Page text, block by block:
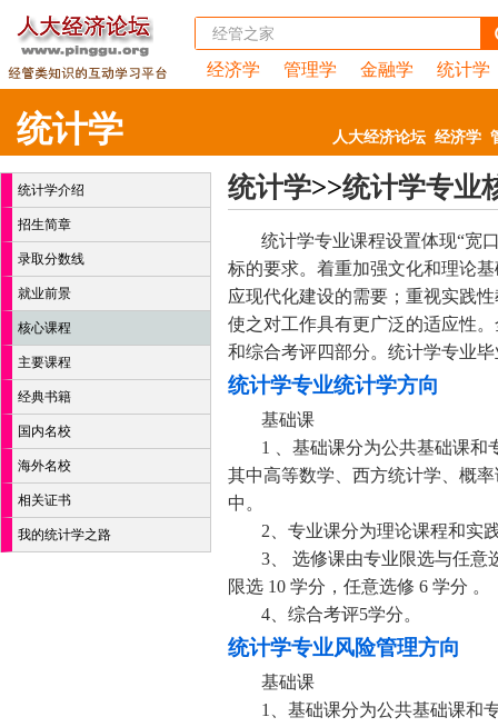
经济学 管理学 金融学 统计学
统计学 人大经济论坛 经济学
统计学介绍
招生简章
录取分数线
就业前景
核心课程
主要课程
经典书籍
国内名校
海外名校
相关证书
我的统计学之路
统计学>>统计学专业
统计学专业课程设置体现“宽
标的要求。着重加强文化和理论
应现代化建设的需要；重视实践
使之对工作具有更广泛的适应性
和综合考评四部分。统计学专业
统计学专业统计学方向
基础课
1 、基础课分为公共基础课和
其中高等数学、西方统计学、概
中。
2、专业课分为理论课程和实
3、 选修课由专业限选与任意
限选 10 学分，任意选修 6 学分 。
4、综合考评5学分。
统计学专业风险管理方向
基础课
1、基础课分为公共基础课和